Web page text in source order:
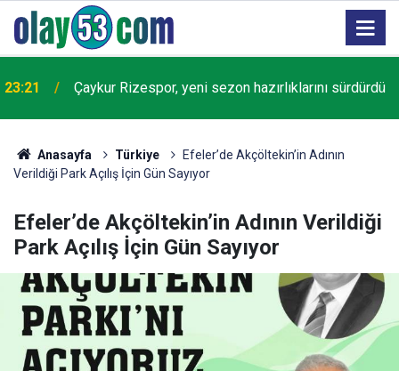
23:21 Çaykur Rizespor, yeni sezon hazırlıklarını sürdürdü
Anasayfa Türkiye
Efeler’de Akçöltekin’in Adının
Verildiği Park Açılış İçin Gün Sayıyor
Efeler’de Akçöltekin’in Adının Verildiği
Park Açılış İçin Gün Sayıyor